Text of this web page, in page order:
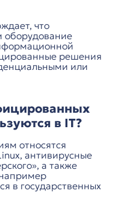
что
оборудование
решения
или
в IT?
относятся
антивирусные
а также
в государственных